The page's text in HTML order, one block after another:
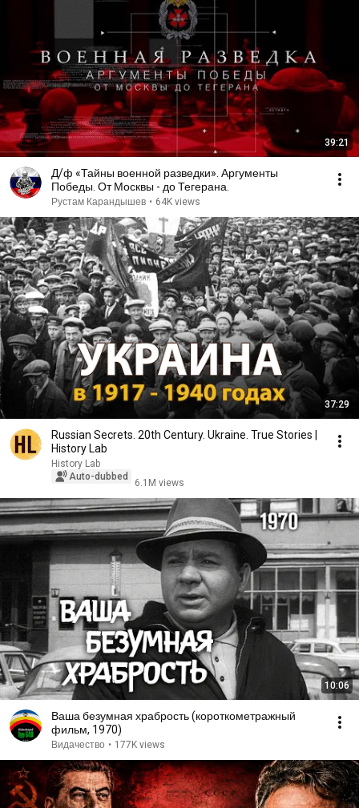
39:21
Д/ф «Тайны военной разведки». Аргументы
Победы. От Москвы - до Тегерана.
Рустам Карандышев • 64K views
37:29
Russian Secrets. 20th Century. Ukraine. True Stories |
History Lab
History Lab
Auto-dubbed
6.1M views
10:06
Ваша безумная храбрость (короткометражный
фильм, 1970)
Видачество • 177K views